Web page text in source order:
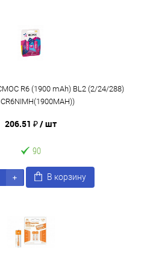
R6 (1900 mAh) BL2 (2/24/288)
206.51 ₽/ шт
90
В корзину